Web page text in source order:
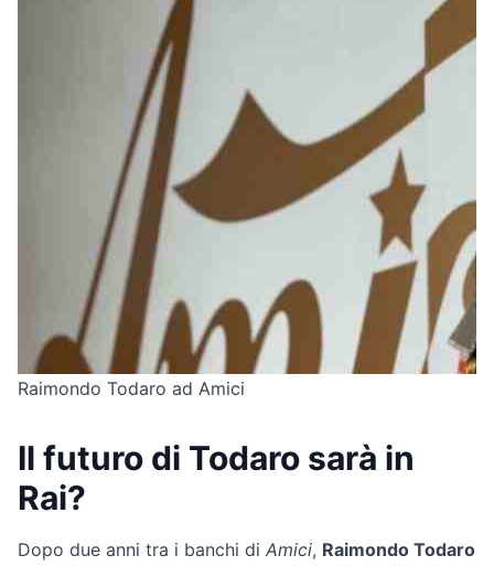
Raimondo Todaro ad Amici
Il futuro di Todaro sarà in
Rai?
Dopo due anni tra i banchi di Amici, Raimondo Todaro